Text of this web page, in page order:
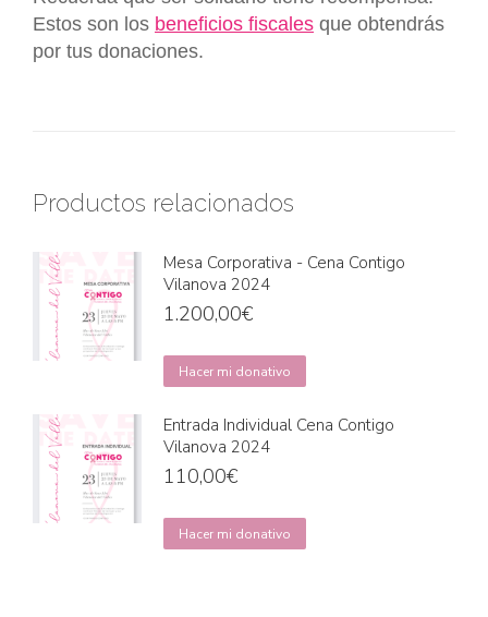
Estos son los beneficios fiscales que obtendrás
por tus donaciones.
Productos relacionados
Mesa Corporativa - Cena Contigo
Vilanova 2024
1.200,00€
Hacer mi donativo
Entrada Individual Cena Contigo
Vilanova 2024
110,00€
Hacer mi donativo